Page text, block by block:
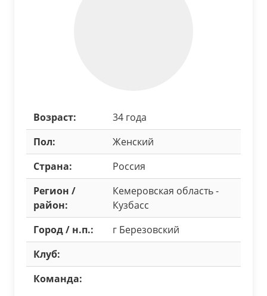
Возраст:
34 года
Пол:
Женский
Страна:
Россия
Регион /
район:
Кемеровская область -
Кузбасс
Город / н.п.:
г Березовский
Клуб:
Команда: